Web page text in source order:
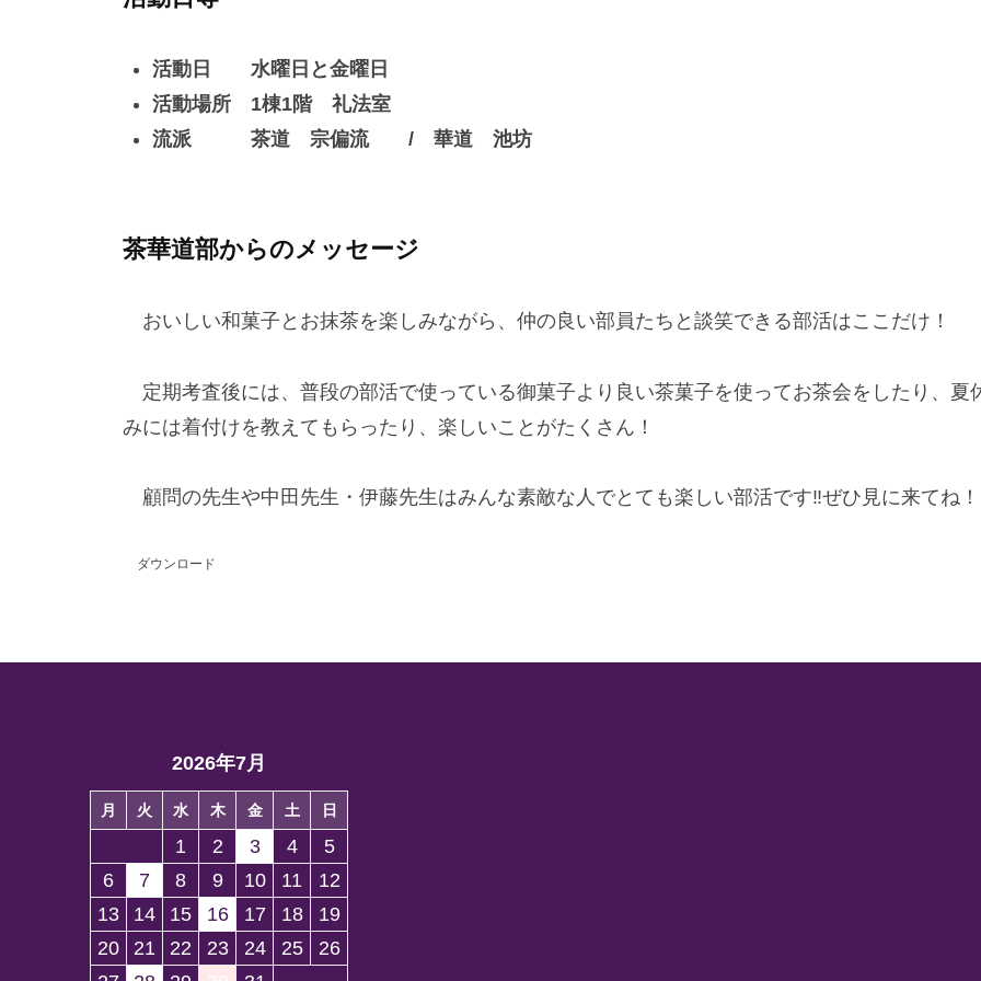
活動日 水曜日と金曜日
活動場所 1棟1階 礼法室
流派 茶道 宗偏流 / 華道 池坊
茶華道部からのメッセージ
おいしい和菓子とお抹茶を楽しみながら、仲の良い部員たちと談笑できる部活はここだけ！
定期考査後には、普段の部活で使っている御菓子より良い茶菓子を使ってお茶会をしたり、夏
みには着付けを教えてもらったり、楽しいことがたくさん！
顧問の先生や中田先生・伊藤先生はみんな素敵な人でとても楽しい部活です‼ぜひ見に来てね！
ダウンロード
2026年7月
月 火 水 木 金 土 日
1 2 3 4
5
6
7 8 9 10 11
12
13
14 15 16 17 18
19
20
21 22 23 24 25
26